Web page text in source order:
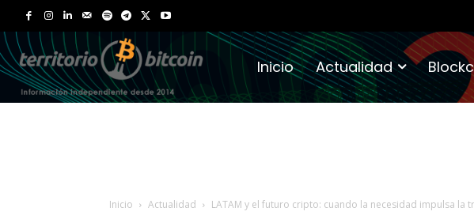
Inicio Actualidad
Inicio Actualidad LATAM y el futuro cripto: cuando la necesidad impulsa la